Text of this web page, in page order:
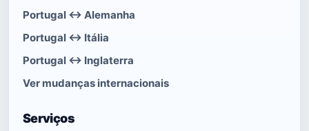
Portugal ↔ Alemanha
Portugal ↔ Itália
Portugal ↔ Inglaterra
Ver mudanças internacionais
Serviços